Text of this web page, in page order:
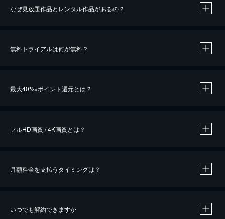
なぜ見放題作品とレンタル作品があるの？
無料トライアルは何が無料？
最大40%※ポイント還元とは？
※40％ポイント還元の対象は、クレジットカード決済による作品の購入 / レンタルです。
フルHD画質 / 4K画質とは？
月額料金を支払うタイミングは？
いつでも解約できますか